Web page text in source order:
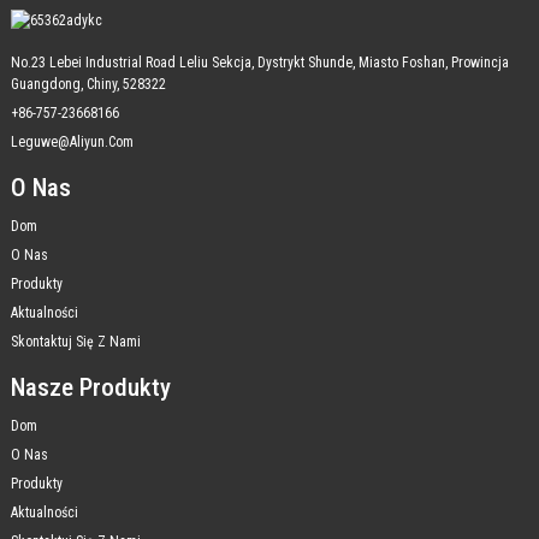
No.23 Lebei Industrial Road Leliu Sekcja, Dystrykt Shunde, Miasto Foshan, Prowincja
Guangdong, Chiny, 528322
+86-757-23668166
Leguwe@aliyun.com
O Nas
Dom
O Nas
Produkty
Aktualności
Skontaktuj Się Z Nami
Nasze Produkty
Dom
O Nas
Produkty
Aktualności